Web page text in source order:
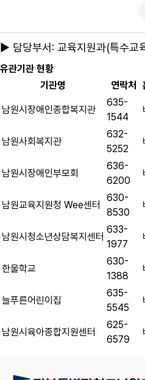
▶ 담당부서: 교육지원과(특수
유관기관 현황
기관명
연락처
남원시장애인종합복지관
635-
1544
남원사회복지관
632-
5252
남원시장애인부모회
636-
6200
남원교육지원청 Wee센터
630-
8530
남원시청소년상담복지센터
633-
1977
한울학교
630-
1388
늘푸른어린이집
635-
5545
남원시육아종합지원센터
625-
6579